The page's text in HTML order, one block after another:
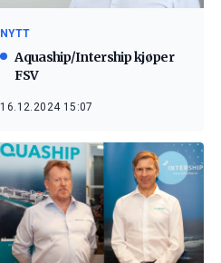
NYTT
Aquaship/Intership kjøper
FSV
16.12.2024 15:07